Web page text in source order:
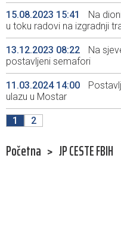
15.08.2023 15:41
Na
u toku radovi na izgradnji
13.12.2023 08:22
Na
postavljeni semafori
11.03.2024 14:00
ulazu u Mostar
1 2
Početna > JP CESTE FBIH